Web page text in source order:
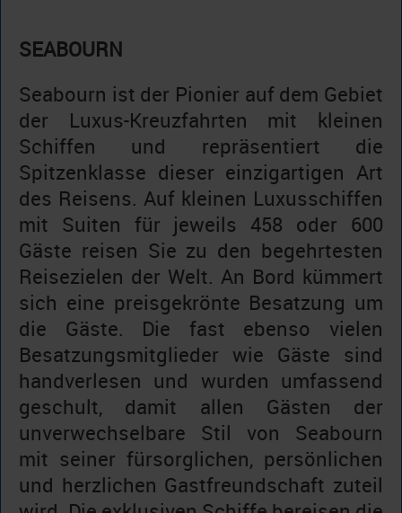
SEABOURN
Seabourn ist der Pionier auf dem Gebiet
der Luxus-Kreuzfahrten mit kleinen
Schiffen und repräsentiert die
Spitzenklasse dieser einzigartigen Art
des Reisens. Auf kleinen Luxusschiffen
mit Suiten für jeweils 458 oder 600
Gäste reisen Sie zu den begehrtesten
Reisezielen der Welt. An Bord kümmert
sich eine preisgekrönte Besatzung um
die Gäste. Die fast ebenso vielen
Besatzungsmitglieder wie Gäste sind
handverlesen und wurden umfassend
geschult, damit allen Gästen der
unverwechselbare Stil von Seabourn
mit seiner fürsorglichen, persönlichen
und herzlichen Gastfreundschaft zuteil